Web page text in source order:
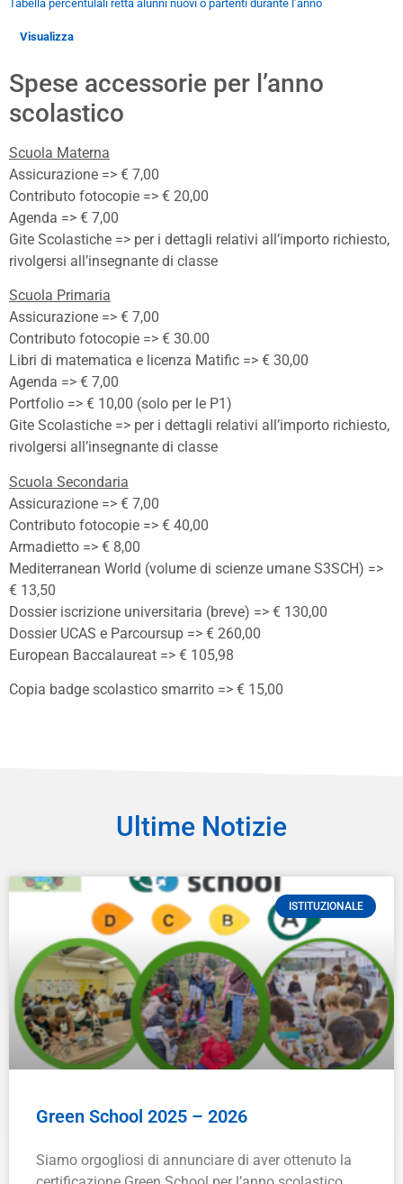
Tabella percentulali retta alunni nuovi o partenti durante l’anno
Visualizza
Spese accessorie per l’anno
scolastico
Scuola Materna
Assicurazione => € 7,00
Contributo fotocopie => € 20,00
Agenda => € 7,00
Gite Scolastiche => per i dettagli relativi all’importo richiesto,
rivolgersi all’insegnante di classe
Scuola Primaria
Assicurazione => € 7,00
Contributo fotocopie => € 30.00
Libri di matematica e licenza Matific => € 30,00
Agenda => € 7,00
Portfolio => € 10,00 (solo per le P1)
Gite Scolastiche => per i dettagli relativi all’importo richiesto,
rivolgersi all’insegnante di classe
Scuola Secondaria
Assicurazione => € 7,00
Contributo fotocopie => € 40,00
Armadietto => € 8,00
Mediterranean World (volume di scienze umane S3SCH) =>
€ 13,50
Dossier iscrizione universitaria (breve) => € 130,00
Dossier UCAS e Parcoursup => € 260,00
European Baccalaureat => € 105,98
Copia badge scolastico smarrito => € 15,00
Ultime Notizie
ISTITUZIONALE
Green School 2025 – 2026
Siamo orgogliosi di annunciare di aver ottenuto la